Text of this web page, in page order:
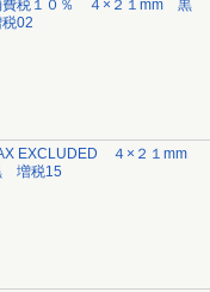
費税１０％ ４×２１mm 黒
02
EXCLUDED ４×２１mm
増税15